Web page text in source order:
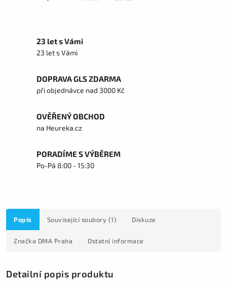
23 let s Vámi
23 let s Vámi
DOPRAVA GLS ZDARMA
při objednávce nad 3000 Kč
OVĚŘENÝ OBCHOD
na Heureka.cz
PORADÍME S VÝBĚREM
Po-Pá 8:00 - 15:30
Popis Související soubory (1) Diskuze
Značka DMA Praha Ostatní informace
Detailní popis produktu